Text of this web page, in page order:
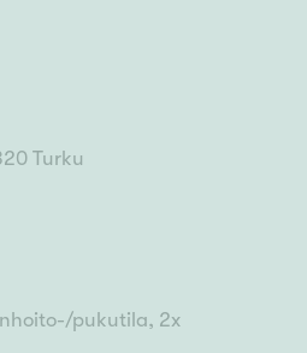
Turku
pukutila, 2x